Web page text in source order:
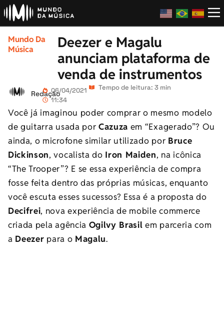
Mundo Da
Música
Deezer e Magalu
anunciam plataforma de
venda de instrumentos
Redação06/04/2021
11:34
Tempo de leitura: 3 min
Você já imaginou poder comprar o mesmo modelo
de guitarra usada por Cazuza em “Exagerado”? Ou
ainda, o microfone similar utilizado por Bruce
Dickinson, vocalista do Iron Maiden, na icônica
“The Trooper”? E se essa experiência de compra
fosse feita dentro das próprias músicas, enquanto
você escuta esses sucessos? Essa é a proposta do
Decifrei, nova experiência de mobile commerce
criada pela agência Ogilvy Brasil em parceria com
a Deezer para o Magalu.